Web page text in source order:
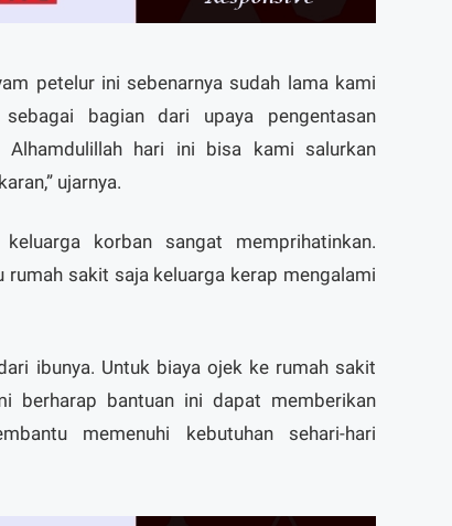
petelur ini sebenarnya sudah lama kami
bagian dari upaya pengentasan
Alhamdulillah hari ini bisa kami salurkan
ujarnya.
korban sangat memprihatinkan.
sakit saja keluarga kerap mengalami
ibunya. Untuk biaya ojek ke rumah sakit
berharap bantuan ini dapat memberikan
memenuhi kebutuhan sehari-hari